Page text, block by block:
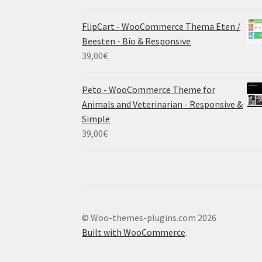
FlipCart - WooCommerce Thema Eten /
Beesten - Bio & Responsive
39,00€
Peto - WooCommerce Theme for
Animals and Veterinarian - Responsive &
Simple
39,00€
© Woo-themes-plugins.com 2026
Built with WooCommerce.